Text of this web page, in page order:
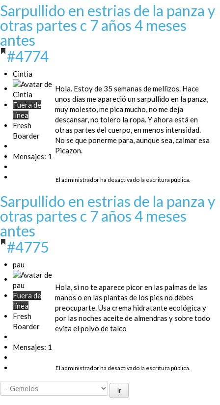
Sarpullido en estrias de la panza y
otras partes c 7 años 4 meses
antes
#4774
Cintia
Fuera de
línea
Fresh
Boarder
Mensajes: 1
Hola. Estoy de 35 semanas de mellizos. Hace
unos días me apareció un sarpullido en la panza,
muy molesto, me pica mucho, no me deja
descansar, no tolero la ropa. Y ahora está en
otras partes del cuerpo, en menos intensidad.
No se que ponerme para, aunque sea, calmar esa
Picazon.
El administrador ha desactivado la escritura pública.
Sarpullido en estrias de la panza y
otras partes c 7 años 4 meses
antes
#4775
pau
Fuera de
línea
Fresh
Boarder
Mensajes: 1
Hola, si no te aparece picor en las palmas de las
manos o en las plantas de los pies no debes
preocuparte. Usa crema hidratante ecológica y
por las noches aceite de almendras y sobre todo
evita el polvo de talco
El administrador ha desactivado la escritura pública.